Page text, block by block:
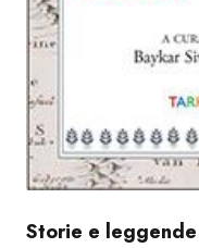
Storie e